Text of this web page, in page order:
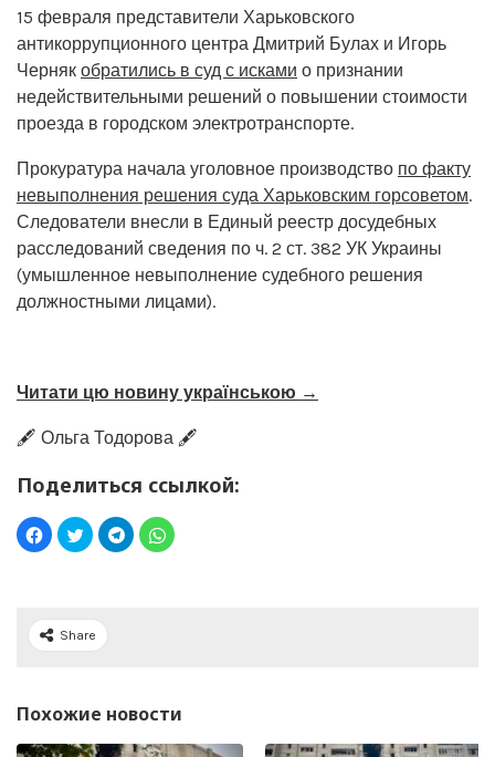
15 февраля представители Харьковского
антикоррупционного центра Дмитрий Булах и Игорь
Черняк обратились в суд с исками о признании
недействительными решений о повышении стоимости
проезда в городском электротранспорте.
Прокуратура начала уголовное производство по факту
невыполнения решения суда Харьковским горсоветом.
Следователи внесли в Единый реестр досудебных
расследований сведения по ч. 2 ст. 382 УК Украины
(умышленное невыполнение судебного решения
должностными лицами).
Читати цю новину українською →
🖋️ Ольга Тодорова 🖋️
Поделиться ссылкой:
Share
Похожие новости